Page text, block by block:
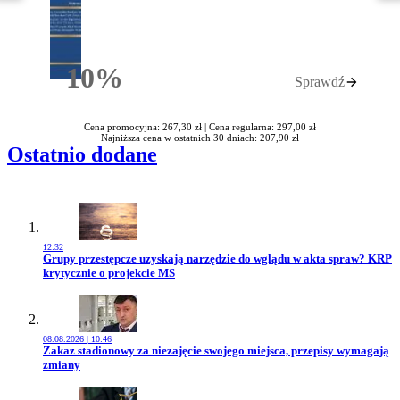
10%Rabatu Sprawdź
Cena promocyjna: 267,30 zł | Cena regularna: 297,00 zł
Najniższa cena w ostatnich 30 dniach: 207,90 zł
Ostatnio dodane
12:32
Przejdź do artykułu:
Grupy przestępcze uzyskają narzędzie do wglądu w akta spraw? KRP
krytycznie o projekcie MS
08.08.2026 | 10:46
Przejdź do artykułu:
Zakaz stadionowy za niezajęcie swojego miejsca, przepisy wymagają
zmiany